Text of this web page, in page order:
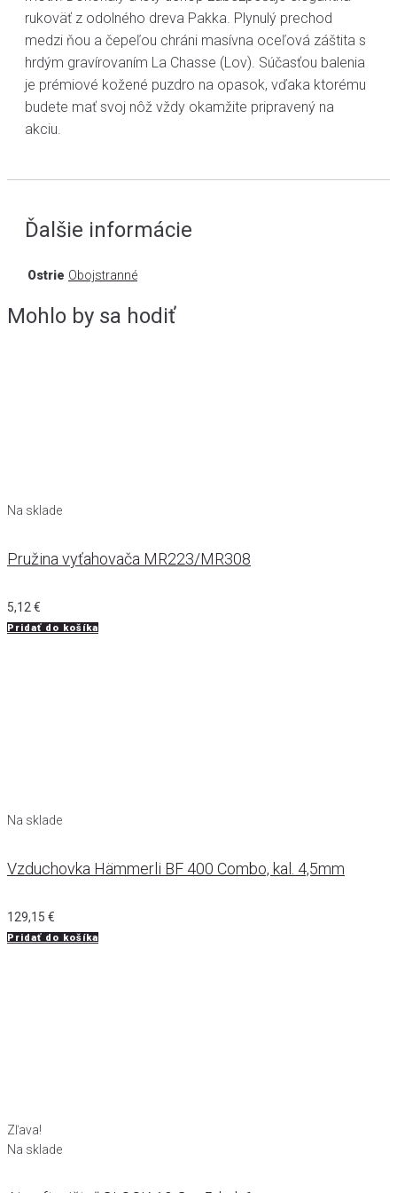
rukoväť z odolného dreva Pakka. Plynulý prechod
medzi ňou a čepeľou chráni masívna oceľová záštita s
hrdým gravírovaním La Chasse (Lov). Súčasťou balenia
je prémiové kožené puzdro na opasok, vďaka ktorému
budete mať svoj nôž vždy okamžite pripravený na
akciu.
Ďalšie informácie
Ostrie Obojstranné
Mohlo by sa hodiť
Na sklade
Pružina vyťahovača MR223/MR308
5,12 €
Pridať do košíka
Na sklade
Vzduchovka Hämmerli BF 400 Combo, kal. 4,5mm
129,15 €
Pridať do košíka
Zľava!
Na sklade